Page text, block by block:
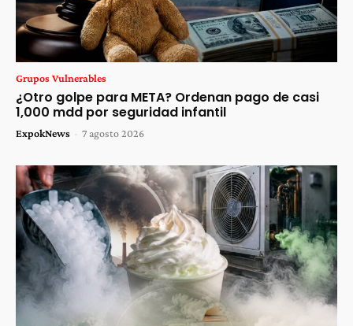
Grupos Vulnerables
¿Otro golpe para META? Ordenan pago de casi
1,000 mdd por seguridad infantil
ExpokNews - 7 agosto 2026